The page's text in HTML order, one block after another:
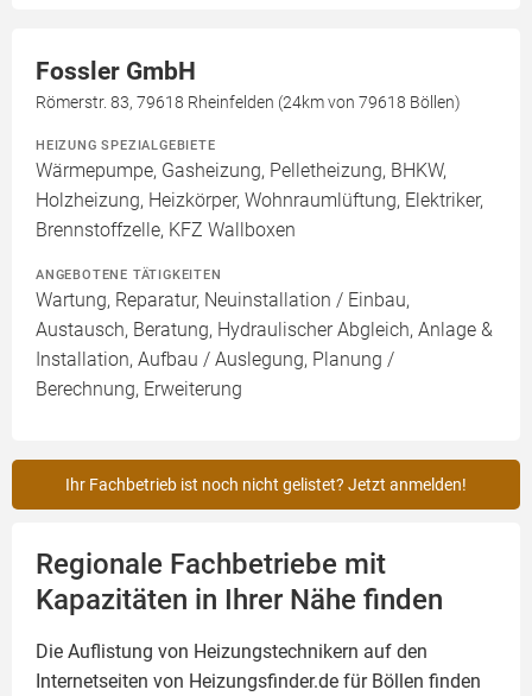
Fossler GmbH
Römerstr. 83, 79618 Rheinfelden (24km von 79618 Böllen)
HEIZUNG SPEZIALGEBIETE
Wärmepumpe, Gasheizung, Pelletheizung, BHKW,
Holzheizung, Heizkörper, Wohnraumlüftung, Elektriker,
Brennstoffzelle, KFZ Wallboxen
ANGEBOTENE TÄTIGKEITEN
Wartung, Reparatur, Neuinstallation / Einbau,
Austausch, Beratung, Hydraulischer Abgleich, Anlage &
Installation, Aufbau / Auslegung, Planung /
Berechnung, Erweiterung
Ihr Fachbetrieb ist noch nicht gelistet? Jetzt anmelden!
Regionale Fachbetriebe mit
Kapazitäten in Ihrer Nähe finden
Die Auflistung von Heizungstechnikern auf den
Internetseiten von Heizungsfinder.de für Böllen finden